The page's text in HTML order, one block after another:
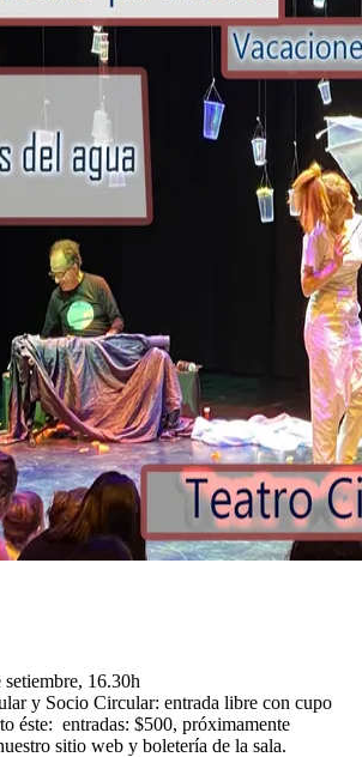
16.30h
y Socio Circular: entrada libre con cupo
éste: entradas: $500, próximamente
sitio web y boletería de la sala.